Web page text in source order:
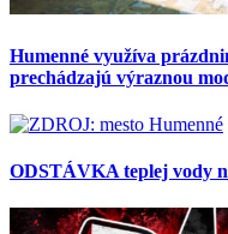
Humenné využíva
prechádzajú výraznou
ODSTÁVKA teplej vody